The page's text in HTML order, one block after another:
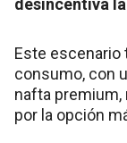
desincentiva
Este escenario
consumo, con
nafta
por la opción